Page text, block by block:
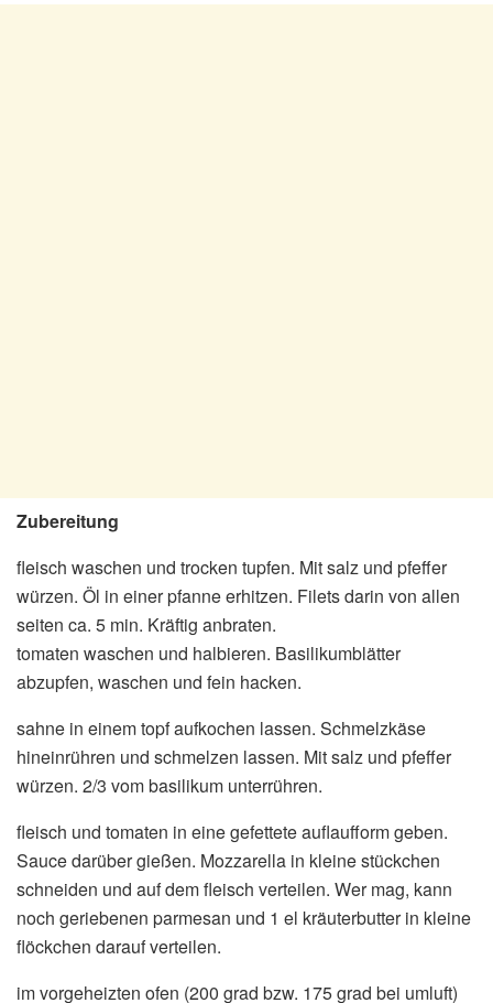
Zubereitung
fleisch waschen und trocken tupfen. Mit salz und pfeffer
würzen. Öl in einer pfanne erhitzen. Filets darin von allen
seiten ca. 5 min. Kräftig anbraten.
tomaten waschen und halbieren. Basilikumblätter
abzupfen, waschen und fein hacken.
sahne in einem topf aufkochen lassen. Schmelzkäse
hineinrühren und schmelzen lassen. Mit salz und pfeffer
würzen. 2/3 vom basilikum unterrühren.
fleisch und tomaten in eine gefettete auflaufform geben.
Sauce darüber gießen. Mozzarella in kleine stückchen
schneiden und auf dem fleisch verteilen. Wer mag, kann
noch geriebenen parmesan und 1 el kräuterbutter in kleine
flöckchen darauf verteilen.
im vorgeheizten ofen (200 grad bzw. 175 grad bei umluft)